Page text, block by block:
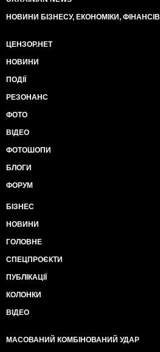
НОВИНИ БІЗНЕСУ, ЕКОНОМІКИ, ФІНАНСІВ
ЦЕНЗОР.НЕТ
НОВИНИ
ПОДІЇ
РЕЗОНАНС
ФОТО
ВІДЕО
ФОТОШОПИ
БЛОГИ
ФОРУМ
БІЗНЕС
НОВИНИ
ГОЛОВНЕ
СПЕЦПРОЄКТИ
ПУБЛІКАЦІЇ
КОЛОНКИ
ВІДЕО
МАСОВАНИЙ КОМБІНОВАНИЙ УДАР